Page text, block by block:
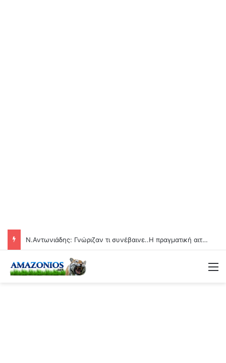
Ν.Αντωνιάδης: Γνώριζαν τι συνέβαινε..Η πραγματική αιτία των αιφνίδιων θανάτων θα βεβαιώνεται και ερχονται οι μέγιστες ποινές!!